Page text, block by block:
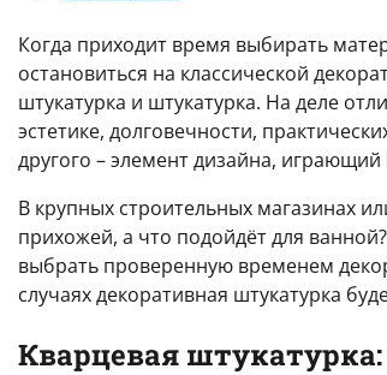
Когда приходит время выбирать
остановиться на классической
штукатурка и штукатурка. На деле
эстетике, долговечности,
другого – элемент дизайна,
В крупных строительных магазинах
прихожей, а что подойдёт для
выбрать проверенную временем
случаях декоративная штукатурка
Кварцевая